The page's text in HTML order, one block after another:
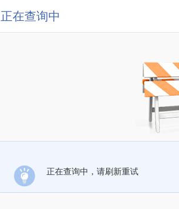
正在查询中
正在查询中，请刷新重试